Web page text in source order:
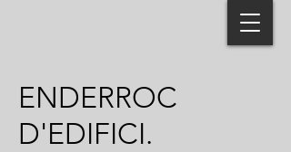
ENDERROC
D'EDIFICI.